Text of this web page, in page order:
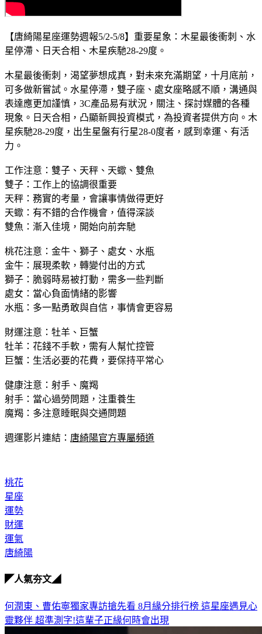
【唐綺陽星座運勢週報5/2-5/8】重要星象：木星最後衝刺、水
星停滯、日天合相、木星疾馳28-29度。
木星最後衝刺，渴望夢想成真，對未來充滿期望，十月底前，
可多做新嘗試。水星停滯，雙子座、處女座略感不順，溝通與
表達應更加謹慎，3C產品易有狀況，關注、探討媒體的各種
現象。日天合相，凸顯新興投資模式，為投資者提供方向。木
星疾馳28-29度，出生星盤有行星28-0度者，感到幸運、有活
力。
工作注意：雙子、天秤、天蠍、雙魚
雙子：工作上的協調很重要
天秤：務實的考量，會讓事情做得更好
天蠍：有不錯的合作機會，值得深談
雙魚：漸入佳境，開始向前奔馳
桃花注意：金牛、獅子、處女、水瓶
金牛：展現柔軟，轉變付出的方式
獅子：脆弱時易被打動，需多一些判斷
處女：當心負面情緒的影響
水瓶：多一點勇敢與自信，事情會更容易
財運注意：牡羊、巨蟹
牡羊：花錢不手軟，需有人幫忙控管
巨蟹：生活必要的花費，要保持平常心
健康注意：射手、魔羯
射手：當心過勞問題，注重養生
魔羯：多注意睡眠與交通問題
週運影片連結： 唐綺陽官方專屬頻道
桃花
星座
運勢
財運
運氣
唐綺陽
◤人氣夯文◢
何潤東、曹佑寧獨家專訪搶先看 8月緣分排行榜 這星座遇見心
靈夥伴 超準測字!這輩子正緣何時會出現